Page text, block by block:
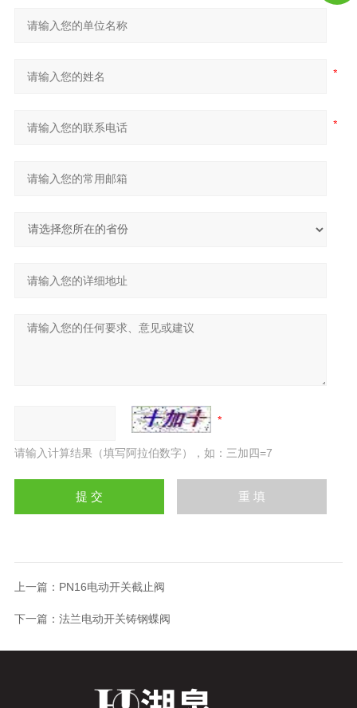
请输入计算结果（填写阿拉伯数字），如：三加四=7
上一篇： PN16电动开关截止阀
下一篇： 法兰电动开关铸钢蝶阀